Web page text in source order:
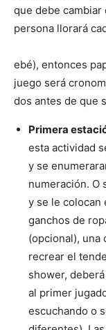
que debe cambiar
persona llorará
ebé), entonces
juego será
dos antes de que
Primera
esta actividad
y se
numeración. O
y se le colocan
ganchos de
(opcional), una
recrear el
shower,
al primer
escuchando o